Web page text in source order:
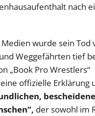
nach
wurde sein Tod
Weggefährten tief
„Book Pro Wrestlers“
offizielle Erklärung
der sowohl im